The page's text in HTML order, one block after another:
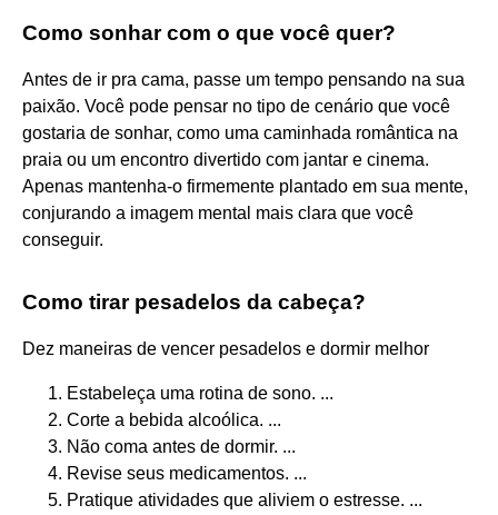
Como sonhar com o que você quer?
Antes de ir pra cama, passe um tempo pensando na sua
paixão. Você pode pensar no tipo de cenário que você
gostaria de sonhar, como uma caminhada romântica na
praia ou um encontro divertido com jantar e cinema.
Apenas mantenha-o firmemente plantado em sua mente,
conjurando a imagem mental mais clara que você
conseguir.
Como tirar pesadelos da cabeça?
Dez maneiras de vencer pesadelos e dormir melhor
Estabeleça uma rotina de sono. ...
Corte a bebida alcoólica. ...
Não coma antes de dormir. ...
Revise seus medicamentos. ...
Pratique atividades que aliviem o estresse. ...